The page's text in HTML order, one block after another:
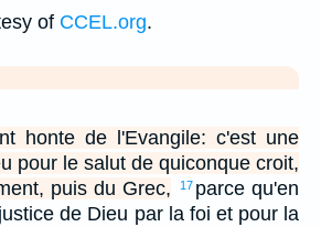
of CCEL.org.
honte de l'Evangile: c'est une
pour le salut de quiconque croit,
puis du Grec,
17 parce qu'en
de Dieu par la foi et pour la